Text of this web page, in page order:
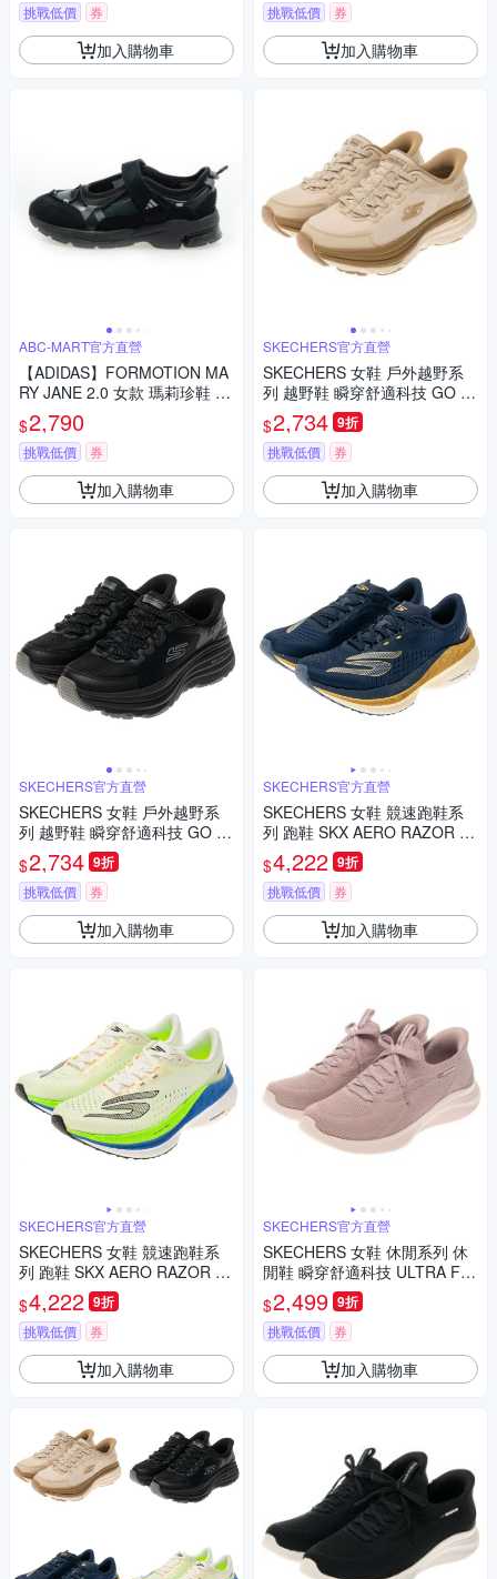
挑戰低價 券
加入購物車
ABC-MART官方直營
【ADIDAS】FORMOTION MA
RY JANE 2.0 女款 瑪莉珍鞋 黑
色 KK2251
$2,790
挑戰低價 券
加入購物車
SKECHERS官方直營
SKECHERS 女鞋 戶外越野系
列 越野鞋 瞬穿舒適科技 GO R
UN MAX CUSHIONING ZIRRU
S - 180265BBK
$2,734 9折
挑戰低價 券
加入購物車
SKECHERS官方直營
SKECHERS 女鞋 競速跑鞋系
列 跑鞋 SKX AERO RAZOR - 1
72240WMLT
$4,222 9折
挑戰低價 券
加入購物車
挑戰低價 券
加入購物車
SKECHERS官方直營
SKECHERS 女鞋 戶外越野系
列 越野鞋 瞬穿舒適科技 GO R
UN MAX CUSHIONING ZIRRU
S - 180265TAN
$2,734 9折
挑戰低價 券
加入購物車
SKECHERS官方直營
SKECHERS 女鞋 競速跑鞋系
列 跑鞋 SKX AERO RAZOR - 1
72240NVGD
$4,222 9折
挑戰低價 券
加入購物車
SKECHERS官方直營
SKECHERS 女鞋 休閒系列 休
閒鞋 瞬穿舒適科技 ULTRA FL
EX 4.0 寬楦款 - 150801WMVE
$2,499 9折
挑戰低價 券
加入購物車